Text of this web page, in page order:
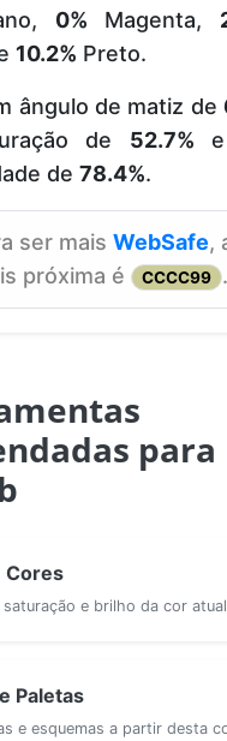
0% Magenta,
10.2% Preto.
ângulo de matiz de
de 52.7% e
de 78.4%.
ser mais WebSafe,
próxima é
CCCC99 .
para
Cores
e brilho da cor
Paletas
e esquemas a partir desta